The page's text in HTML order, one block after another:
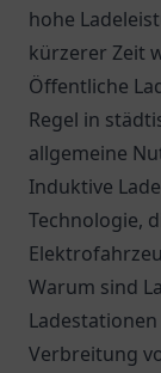
hohe
kürzerer Zeit
Öffentliche
Regel in
allgemeine
Induktive
Technologie,
Warum sind
Verbreitung